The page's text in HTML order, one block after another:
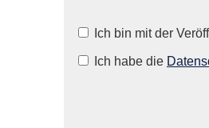
Ich bin mit der
Ich habe die